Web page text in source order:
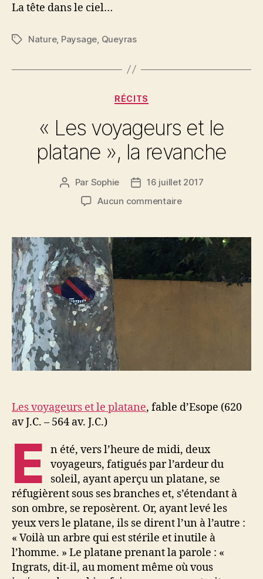
La tête dans le ciel…
Étiquettes
Nature, Paysage Queyras
Catégories
RÉCITS
« Les voyageurs et le
platane », la revanche
Auteur
l’article
Par Sophie
Date16 juillet 2017
Aucun commentairesur
et
le
platane »,
la
Les voyageurs et le platane, fable d’Esope (620
av J.C. – 564 av. J.C.)
E
n été, vers l’heure de midi, deux
voyageurs, fatigués par l’ardeur du
soleil, ayant aperçu un platane, se
réfugièrent sous ses branches et, s’étendant à
son ombre, se reposèrent. Or, ayant levé les
yeux vers le platane, ils se dirent l’un à l’autre :
« Voilà un arbre qui est stérile et inutile à
l’homme. » Le platane prenant la parole : «
Ingrats, dit-il, au moment même où vous